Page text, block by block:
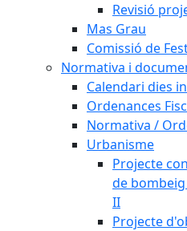
Revisió
Mas Grau
Comissió de
Normativa i
Calendari dies
Ordenances
Normativa /
Urbanisme
Projecte
de bombeig
II
Projecte